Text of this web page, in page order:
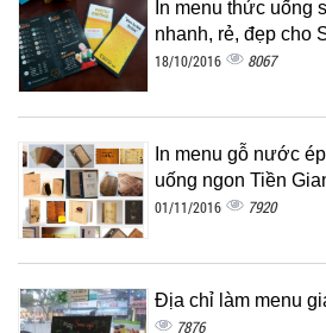
In menu thức uống
nhanh, rẻ, đẹp cho
18/10/2016 8067
In menu gỗ nước
uống ngon Tiền
01/11/2016 7920
Địa chỉ làm menu
7876